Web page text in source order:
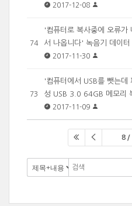
2017-12-08
74
'컴퓨터로 복사중에 오류가
서 나옵니다' 녹음기 데이터
2017-11-30
73
'컴퓨터에서 USB를 뺏는데
성 USB 3.0 64GB 메모리
2017-11-09
8 /